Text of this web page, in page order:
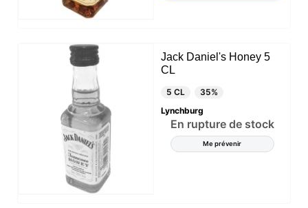
Jack Daniel's Honey 5
CL
5 CL
35%
Lynchburg
En rupture de stock
Me prévenir